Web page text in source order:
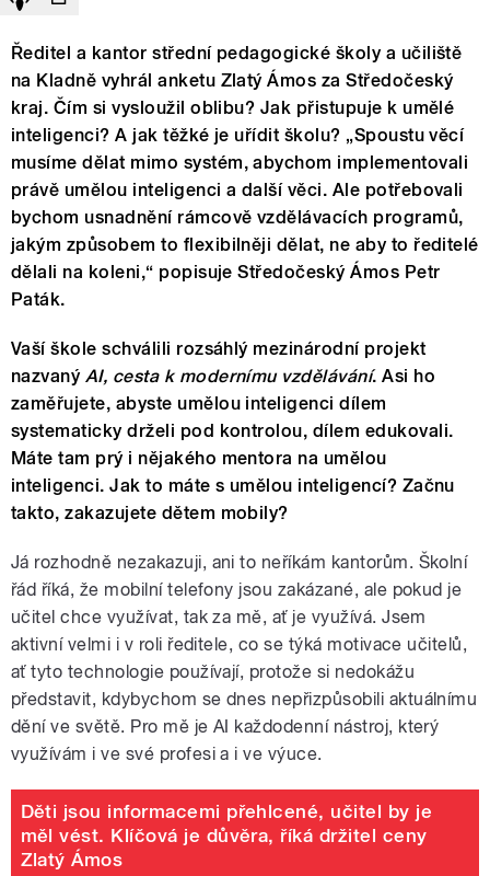
Ředitel a kantor střední pedagogické školy a učiliště
na Kladně vyhrál anketu Zlatý Ámos za Středočeský
kraj. Čím si vysloužil oblibu? Jak přistupuje k umělé
inteligenci? A jak těžké je uřídit školu? „Spoustu věcí
musíme dělat mimo systém, abychom implementovali
právě umělou inteligenci a další věci. Ale potřebovali
bychom usnadnění rámcově vzdělávacích programů,
jakým způsobem to flexibilněji dělat, ne aby to ředitelé
dělali na koleni,“ popisuje Středočeský Ámos Petr
Paták.
Vaší škole schválili rozsáhlý mezinárodní projekt
nazvaný AI, cesta k modernímu vzdělávání. Asi ho
zaměřujete, abyste umělou inteligenci dílem
systematicky drželi pod kontrolou, dílem edukovali.
Máte tam prý i nějakého mentora na umělou
inteligenci. Jak to máte s umělou inteligencí? Začnu
takto, zakazujete dětem mobily?
Já rozhodně nezakazuji, ani to neříkám kantorům. Školní
řád říká, že mobilní telefony jsou zakázané, ale pokud je
učitel chce využívat, tak za mě, ať je využívá. Jsem
aktivní velmi i v roli ředitele, co se týká motivace učitelů,
ať tyto technologie používají, protože si nedokážu
představit, kdybychom se dnes nepřizpůsobili aktuálnímu
dění ve světě. Pro mě je AI každodenní nástroj, který
využívám i ve své profesi a i ve výuce.
Děti jsou informacemi přehlcené, učitel by je
měl vést. Klíčová je důvěra, říká držitel ceny
Zlatý Ámos